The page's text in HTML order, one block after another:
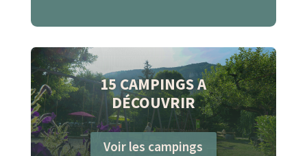
15 CAMPINGS A
DÉCOUVRIR
Voir les campings